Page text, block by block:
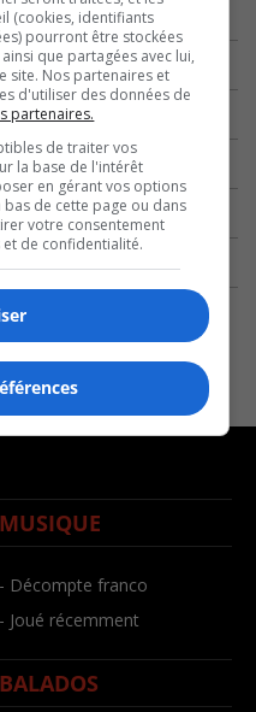
MUSIQUE
- Décompte franco
- Joué récemment
BALADOS
(cookies, identifiants
pourront être stockées
que partagées avec lui,
site. Nos partenaires et
d'utiliser des données de
partenaires.
de traiter vos
la base de l'intérêt
en gérant vos options
bas de cette page ou dans
votre consentement
de confidentialité.